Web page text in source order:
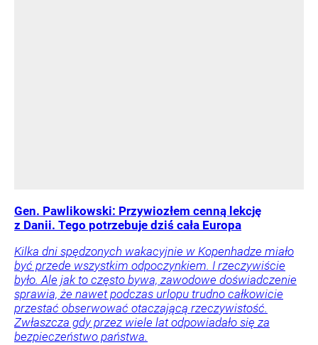
Gen. Pawlikowski: Przywiozłem cenną lekcję
z Danii. Tego potrzebuje dziś cała Europa
Kilka dni spędzonych wakacyjnie w Kopenhadze miało
być przede wszystkim odpoczynkiem. I rzeczywiście
było. Ale jak to często bywa, zawodowe doświadczenie
sprawia, że nawet podczas urlopu trudno całkowicie
przestać obserwować otaczającą rzeczywistość.
Zwłaszcza gdy przez wiele lat odpowiadało się za
bezpieczeństwo państwa.